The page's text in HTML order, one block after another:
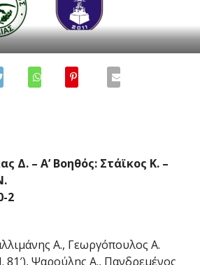
Δ. – Α’ Βοηθός: Στάϊκος Κ. –
2
Α., Γεωργόπουλος Α.
Ψαρούλης Α., Πανδρεμένος